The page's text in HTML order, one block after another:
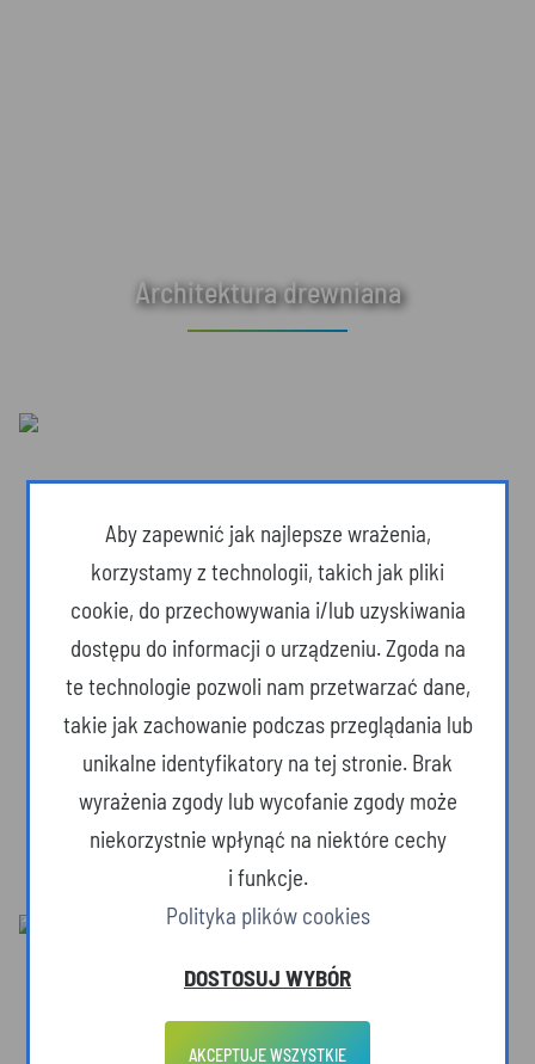
Architektura drewniana
Dzika przyroda
Aby zapewnić jak najlepsze wrażenia,
korzystamy z technologii, takich jak pliki
cookie, do przechowywania i/lub uzyskiwania
dostępu do informacji o urządzeniu. Zgoda na
te technologie pozwoli nam przetwarzać dane,
takie jak zachowanie podczas przeglądania lub
unikalne identyfikatory na tej stronie. Brak
wyrażenia zgody lub wycofanie zgody może
niekorzystnie wpłynąć na niektóre cechy
i funkcje.
Polityka plików cookies
DOSTOSUJ WYBÓR
AKCEPTUJE WSZYSTKIE